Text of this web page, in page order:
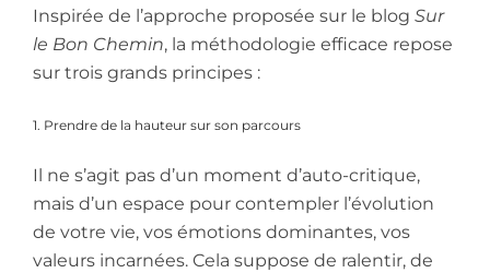
Inspirée de l’approche proposée sur le blog Sur
le Bon Chemin, la méthodologie efficace repose
sur trois grands principes :
1. Prendre de la hauteur sur son parcours
Il ne s’agit pas d’un moment d’auto-critique,
mais d’un espace pour contempler l’évolution
de votre vie, vos émotions dominantes, vos
valeurs incarnées. Cela suppose de ralentir, de